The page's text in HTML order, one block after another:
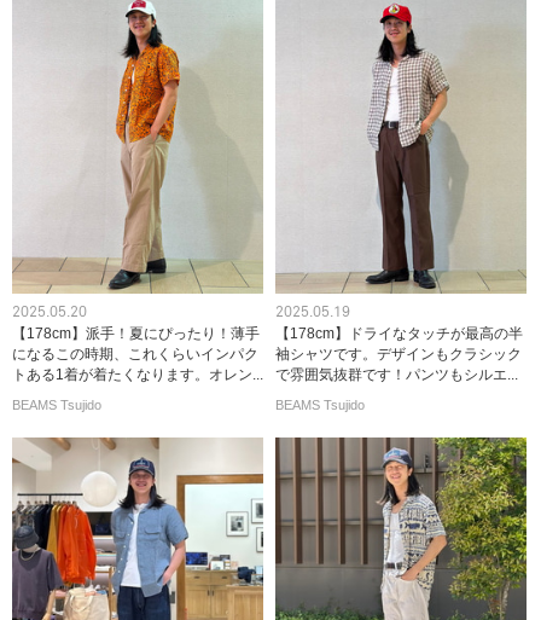
2025.05.20
【178cm】派手！夏にぴったり！薄手
になるこの時期、これくらいインパク
トある1着が着たくなります。オレン...
BEAMS Tsujido
2025.05.19
【178cm】ドライなタッチが最高の半
袖シャツです。デザインもクラシック
で雰囲気抜群です！パンツもシルエ...
BEAMS Tsujido